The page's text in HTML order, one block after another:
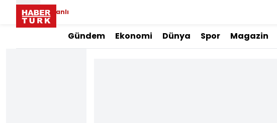
Canlı
Gündem Ekonomi Dünya Spor Magazin